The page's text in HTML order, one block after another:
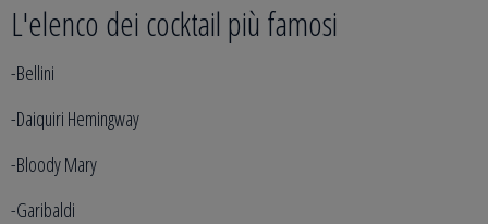
L'elenco dei cocktail più famosi
-Bellini
-Daiquiri Hemingway
-Bloody Mary
-Garibaldi